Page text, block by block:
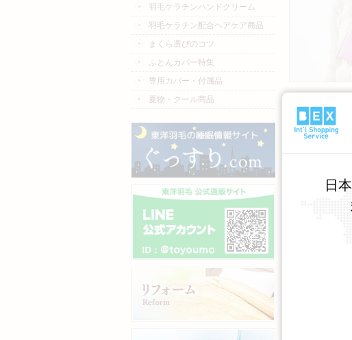
羽毛ケラチンハンドクリーム
羽毛ケラチン配合ヘアケア商品
まくら選びのコツ
ふとんカバー特集
専用カバー・付属品
夏物・クール商品
日